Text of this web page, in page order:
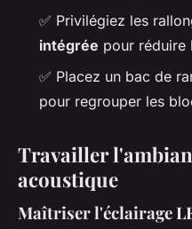
✅ Privilégiez les
intégrée pour réduire
✅ Placez un bac de
pour regrouper les
Travailler
acoustique
Maîtriser l'éclairage